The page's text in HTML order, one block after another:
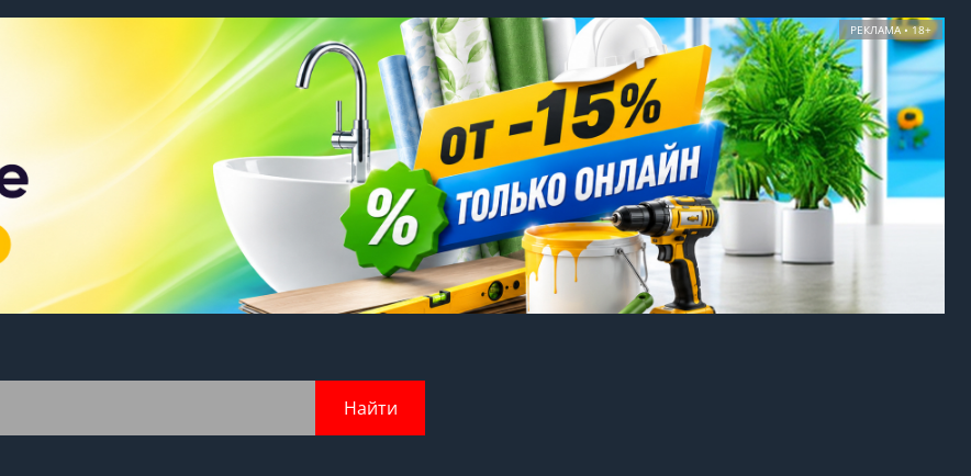
РЕКЛАМА • 18+
Найти